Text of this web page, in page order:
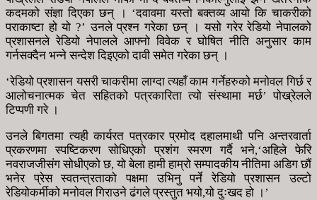
कदमको संज्ञा दिएका छन् । ‘दवावमा यस्तो बक्तव्य आयो कि चाकरीको
पराकाष्टा हो यो ?’ उनले प्रश्न गरेका छन् । यसो गरेर रेडियो नेपालको
प्रशासनले रेडियो नेपालले आफ्नो विवेक र घोषित नीति अनुसार काम
गर्नसक्दैन भन्ने सन्देश दिइएको दावी समेत गरेका छन् ।
‘रेडियो प्रशासन यसरी चाकरीमा लाग्दा त्यहाँ काम गर्नेहरुको मनोवल गिर्छ र
आलोचनात्मक चेत सहितको पत्रकारिता त्यो संस्थामा मर्छ’ पोख्रेलले
टिप्पणी गरे ।
उनले बिगतमा त्यही कार्यरत पत्रकार प्रमोद दहालमाथी पनि अन्तरवार्ता
प्रकरणमा स्पष्टिकरण सोधिएको प्रशंग स्मरण गर्दै भने,‘अहिले फेरि
नवराजजीसंग सोधीएको छ, यो बेला हामी हाम्रो सम्पादकीय नीतिमा अडिग छौं
भनेर प्रेस स्वतन्त्रताको पक्षमा उभिनु पर्ने रेडियो प्रशासन उल्टो
रेडियोकर्मीको मनोवल गिराउने ढंगले प्रस्तुत भयो,यो दुःखद हो ।’